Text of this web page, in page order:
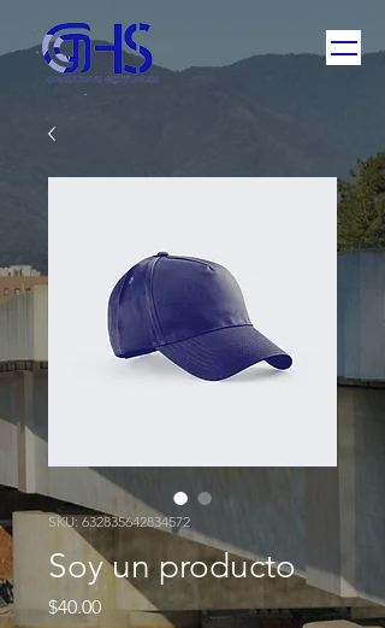
SKU: 632835642834572
Soy un producto
$40.00Precio